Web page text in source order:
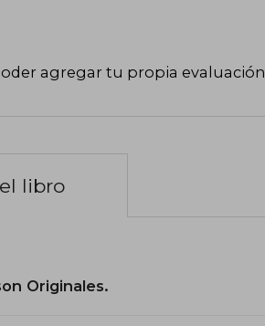
agregar tu propia evaluación
libro
Originales.